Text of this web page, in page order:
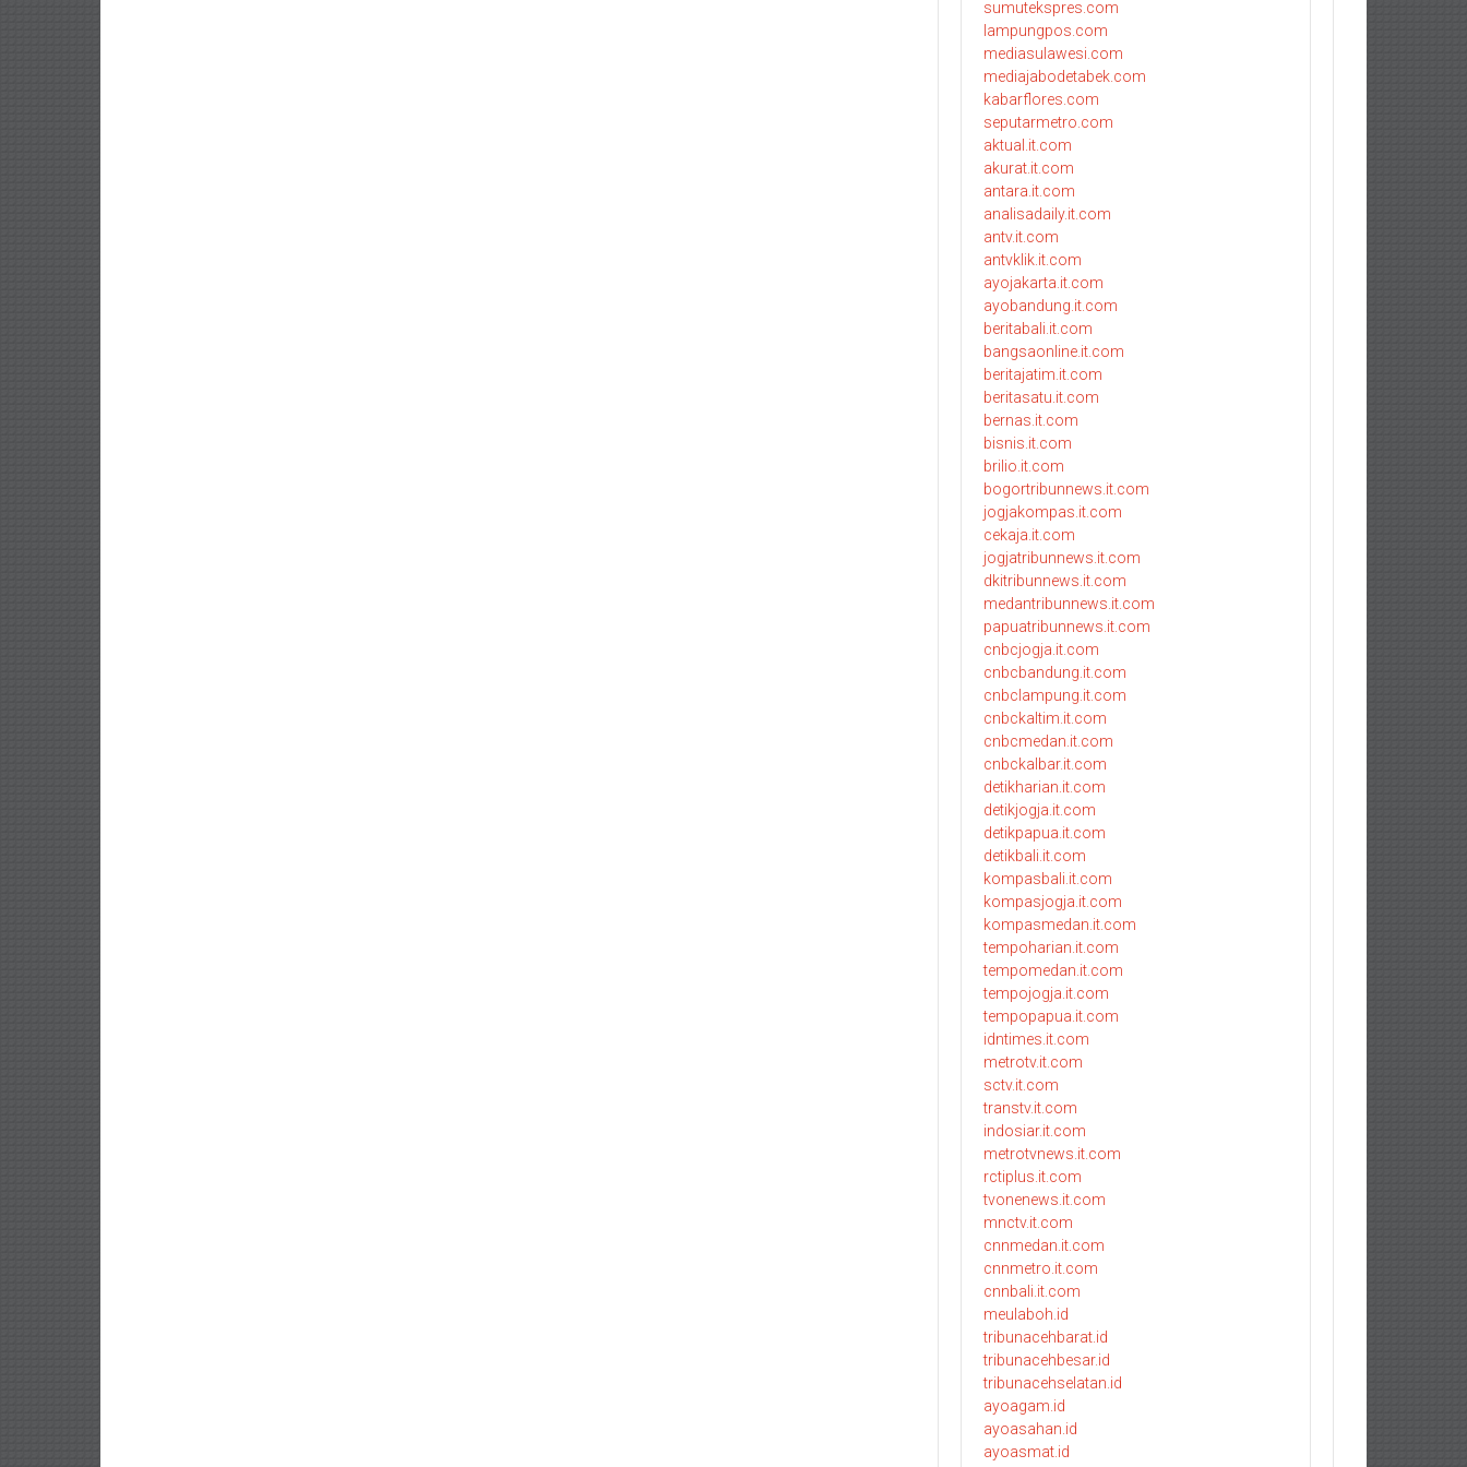
sumutekspres.com
lampungpos.com
mediasulawesi.com
mediajabodetabek.com
kabarflores.com
seputarmetro.com
aktual.it.com
akurat.it.com
antara.it.com
analisadaily.it.com
antv.it.com
antvklik.it.com
ayojakarta.it.com
ayobandung.it.com
beritabali.it.com
bangsaonline.it.com
beritajatim.it.com
beritasatu.it.com
bernas.it.com
bisnis.it.com
brilio.it.com
bogortribunnews.it.com
jogjakompas.it.com
cekaja.it.com
jogjatribunnews.it.com
dkitribunnews.it.com
medantribunnews.it.com
papuatribunnews.it.com
cnbcjogja.it.com
cnbcbandung.it.com
cnbclampung.it.com
cnbckaltim.it.com
cnbcmedan.it.com
cnbckalbar.it.com
detikharian.it.com
detikjogja.it.com
detikpapua.it.com
detikbali.it.com
kompasbali.it.com
kompasjogja.it.com
kompasmedan.it.com
tempoharian.it.com
tempomedan.it.com
tempojogja.it.com
tempopapua.it.com
idntimes.it.com
metrotv.it.com
sctv.it.com
transtv.it.com
indosiar.it.com
metrotvnews.it.com
rctiplus.it.com
tvonenews.it.com
mnctv.it.com
cnnmedan.it.com
cnnmetro.it.com
cnnbali.it.com
meulaboh.id
tribunacehbarat.id
tribunacehbesar.id
tribunacehselatan.id
ayoagam.id
ayoasahan.id
ayoasmat.id